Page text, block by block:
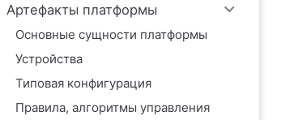
Артефакты платформы
Основные сущности платформы
Устройства
Типовая конфигурация
Правила, алгоритмы управления